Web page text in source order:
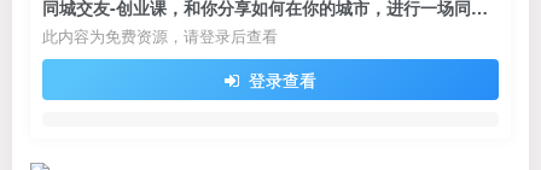
同城交友-创业课，和你分享如何在你的城市，进行一场同城交友-创业
此内容为免费资源，请登录后查看
登录查看